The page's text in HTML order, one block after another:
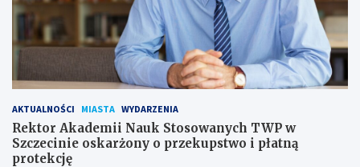
AKTUALNOŚCI MIASTA WYDARZENIA
Rektor Akademii Nauk Stosowanych TWP w
Szczecinie oskarżony o przekupstwo i płatną
protekcję